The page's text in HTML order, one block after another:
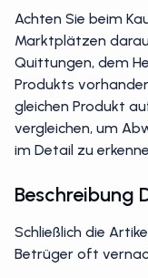
Achten Sie beim
Marktplätzen
Quittungen, dem
Produkts
gleichen Produkt
vergleichen, um
im Detail zu
Beschreibung
Schließlich die
Betrüger oft